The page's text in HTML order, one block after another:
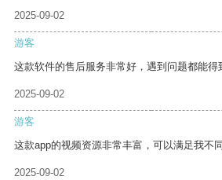
2025-09-02
游客
这款软件的售后服务非常好，遇到问题都能得
2025-09-02
游客
这款app的视频资源非常丰富，可以满足我不
2025-09-02